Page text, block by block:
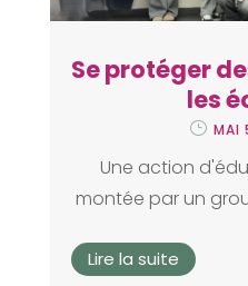
Se protéger
les
MAI
Une action
montée par un
Lire la suite